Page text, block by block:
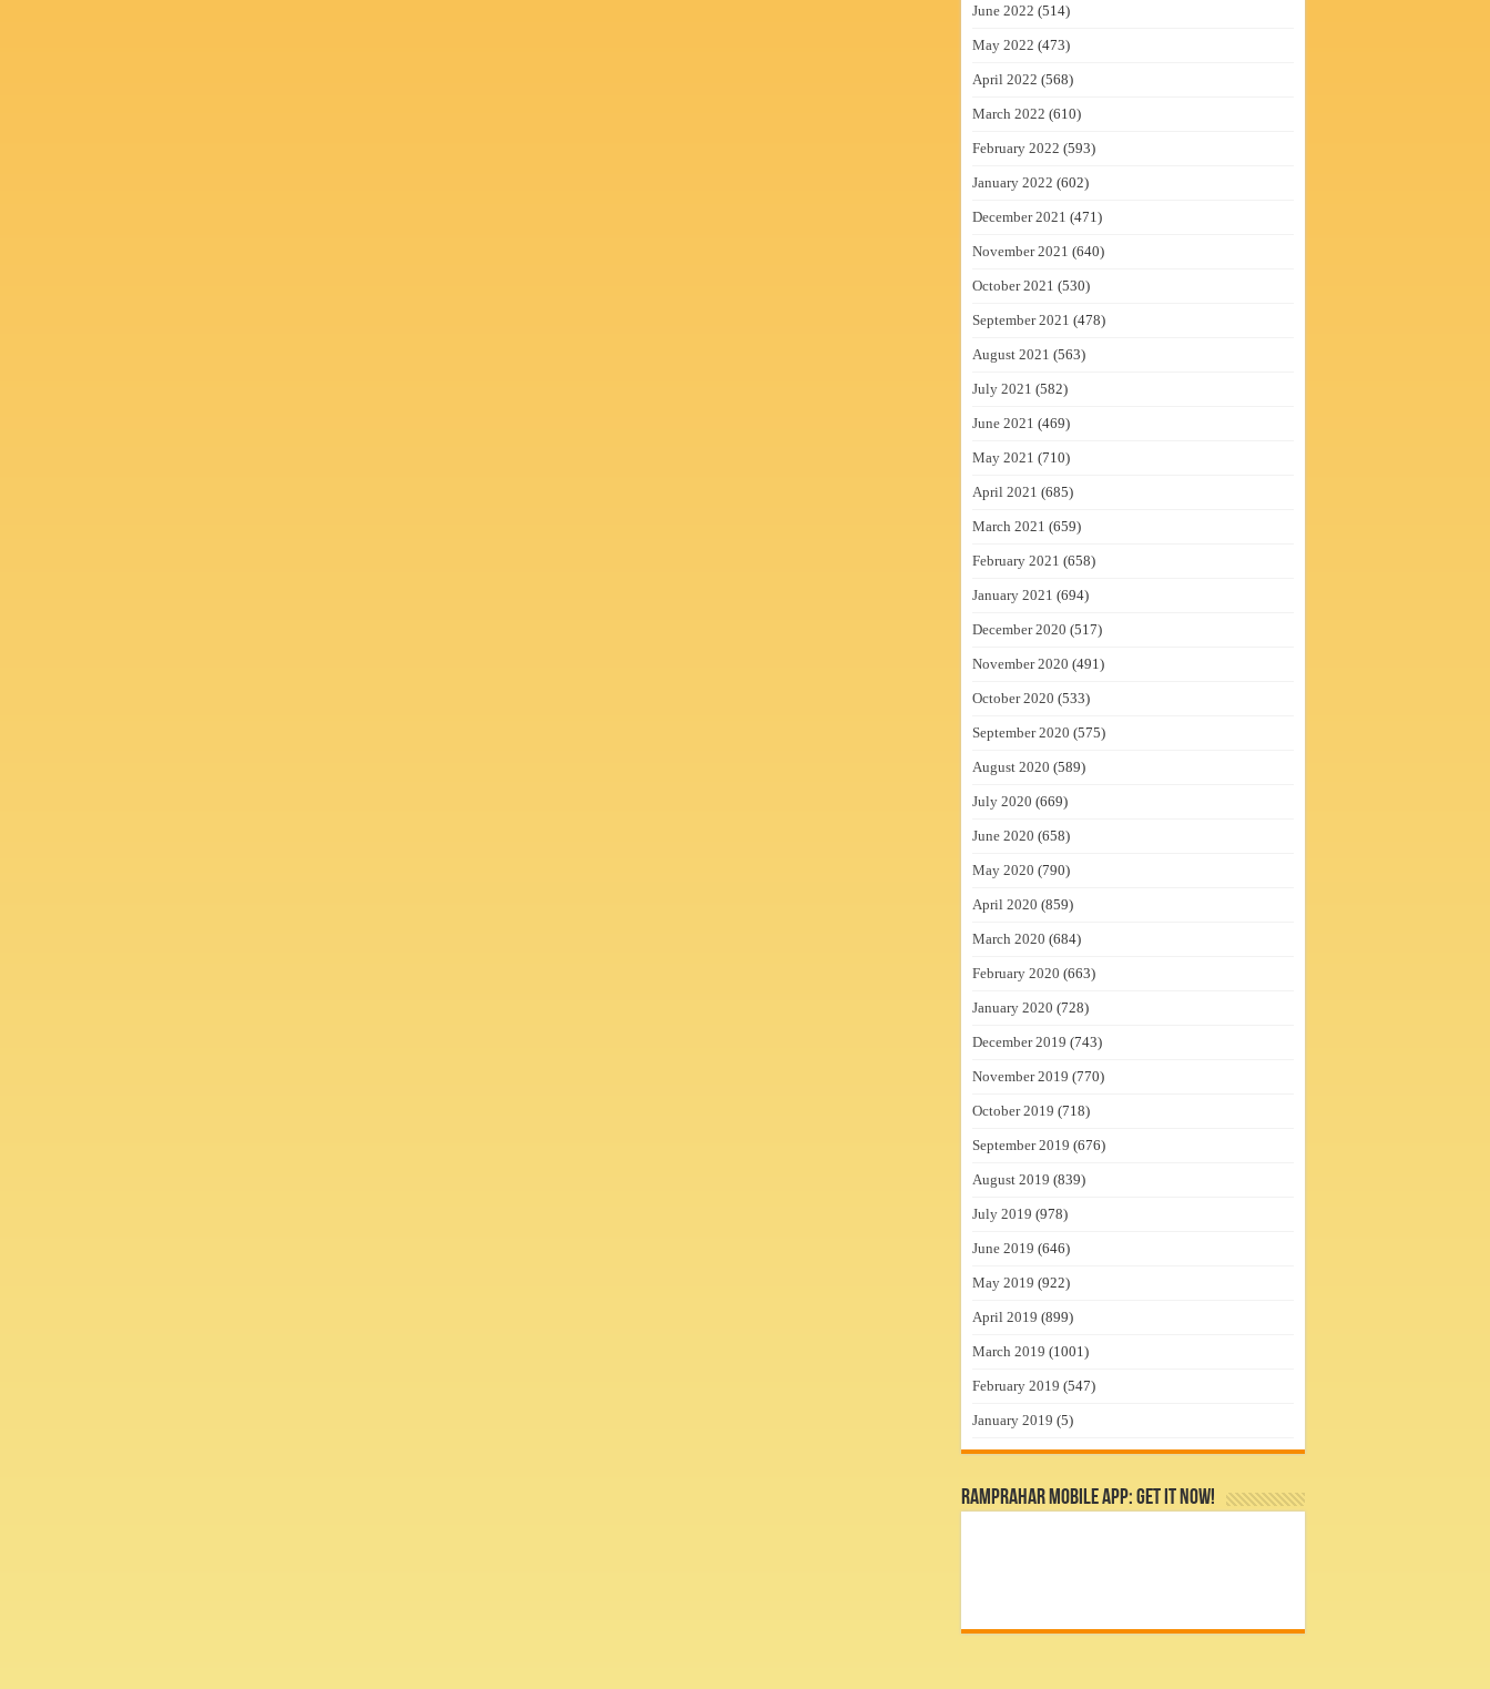
June 2022 (514)
May 2022 (473)
April 2022 (568)
March 2022 (610)
February 2022 (593)
January 2022 (602)
December 2021 (471)
November 2021 (640)
October 2021 (530)
September 2021 (478)
August 2021 (563)
July 2021 (582)
June 2021 (469)
May 2021 (710)
April 2021 (685)
March 2021 (659)
February 2021 (658)
January 2021 (694)
December 2020 (517)
November 2020 (491)
October 2020 (533)
September 2020 (575)
August 2020 (589)
July 2020 (669)
June 2020 (658)
May 2020 (790)
April 2020 (859)
March 2020 (684)
February 2020 (663)
January 2020 (728)
December 2019 (743)
November 2019 (770)
October 2019 (718)
September 2019 (676)
August 2019 (839)
July 2019 (978)
June 2019 (646)
May 2019 (922)
April 2019 (899)
March 2019 (1001)
February 2019 (547)
January 2019 (5)
RamPrahar Mobile App: Get it Now!